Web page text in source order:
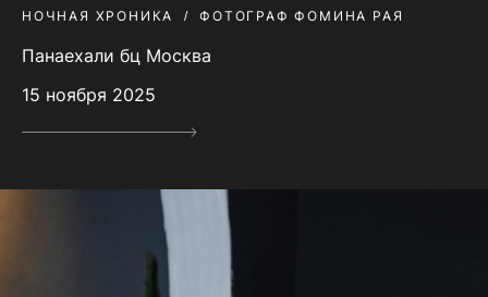
НОЧНАЯ ХРОНИКА ФОТОГРАФ ФОМИНА РАЯ
Панаехали бц Москва
15 ноября 2025